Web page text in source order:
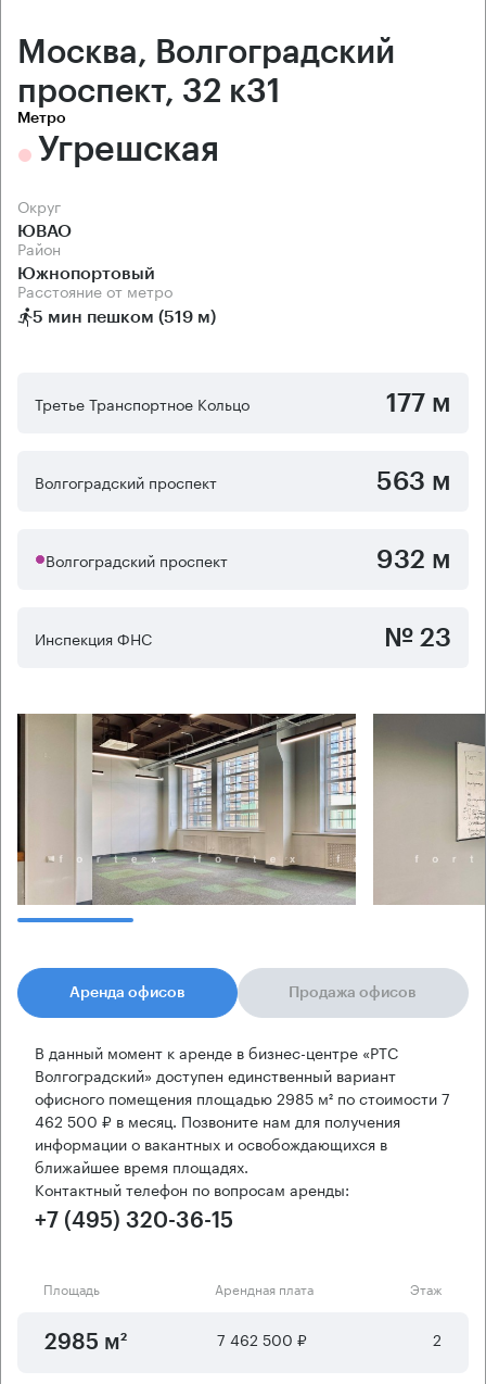
Москва, Волгоградский
проспект, 32 к31
Метро
Угрешская
Округ
ЮВАО
Район
Южнопортовый
Расстояние от метро
5 мин пешком (519 м)
Третье Транспортное Кольцо 177 м
Волгоградский проспект 563 м
Волгоградский проспект 932 м
Инспекция ФНС № 23
Аренда офисов Продажа офисов
В данный момент к аренде в бизнес-центре «РТС
Волгоградский» доступен единственный вариант
офисного помещения площадью 2985 м² по стоимости 7
462 500 ₽ в месяц. Позвоните нам для получения
информации о вакантных и освобождающихся в
ближайшее время площадях.
Контактный телефон по вопросам аренды:
+7 (495) 320-36-15
Площадь Арендная плата Этаж
2985 м² 7 462 500 ₽ 2